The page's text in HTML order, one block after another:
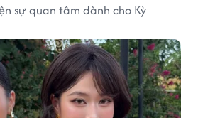
sự quan tâm dành cho Kỳ